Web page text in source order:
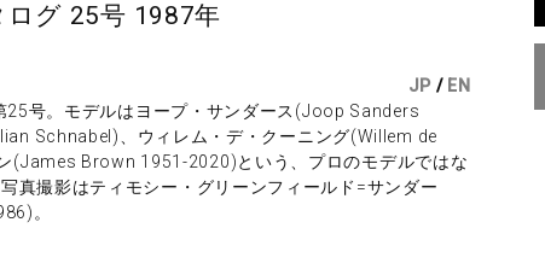
グ 25号 1987年
JP / EN
号。モデルはヨープ・サンダース(Joop Sanders
Schnabel)、ウィレム・デ・クーニング(Willem de
(James Brown 1951-2020)という、プロのモデルではな
真撮影はティモシー・グリーンフィールド=サンダー
。